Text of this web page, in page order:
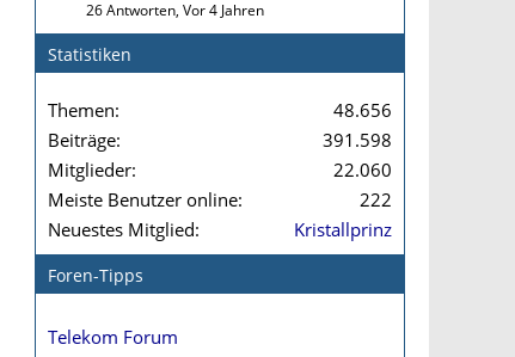
26 Antworten, Vor 4 Jahren
Statistiken
Themen
48.656
Beiträge
391.598
Mitglieder
22.060
Meiste Benutzer online
222
Neuestes Mitglied
Kristallprinz
Foren-Tipps
Telekom Forum